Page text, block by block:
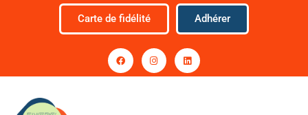
Carte de fidélité Adhérer